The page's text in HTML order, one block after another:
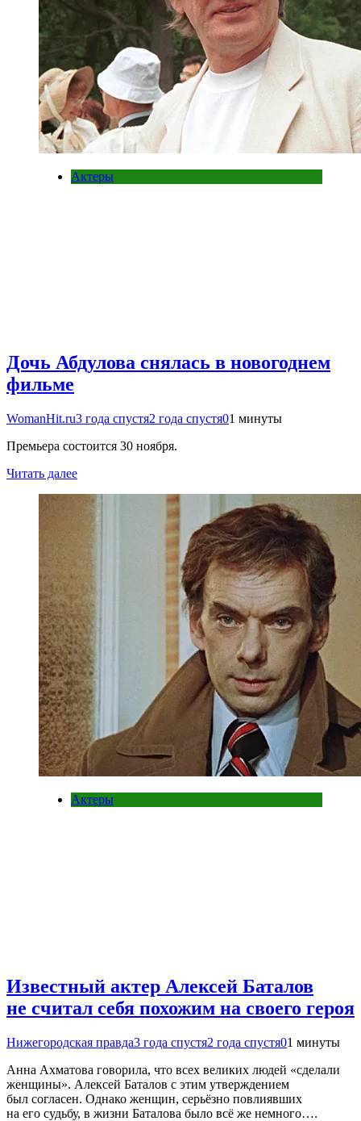
Актеры
Дочь Абдулова снялась в новогоднем
фильме
WomanHit.ru3 года спустя2 года спустя01 минуты
Премьера состоится 30 ноября.
Читать далее
Актеры
Известный актер Алексей Баталов
не считал себя похожим на своего героя
Нижегородская правда3 года спустя2 года спустя01 минуты
Анна Ахматова говорила, что всех великих людей «сделали
женщины». Алексей Баталов с этим утверждением
был согласен. Однако женщин, серьёзно повлиявших
на его судьбу, в жизни Баталова было всё же немного….